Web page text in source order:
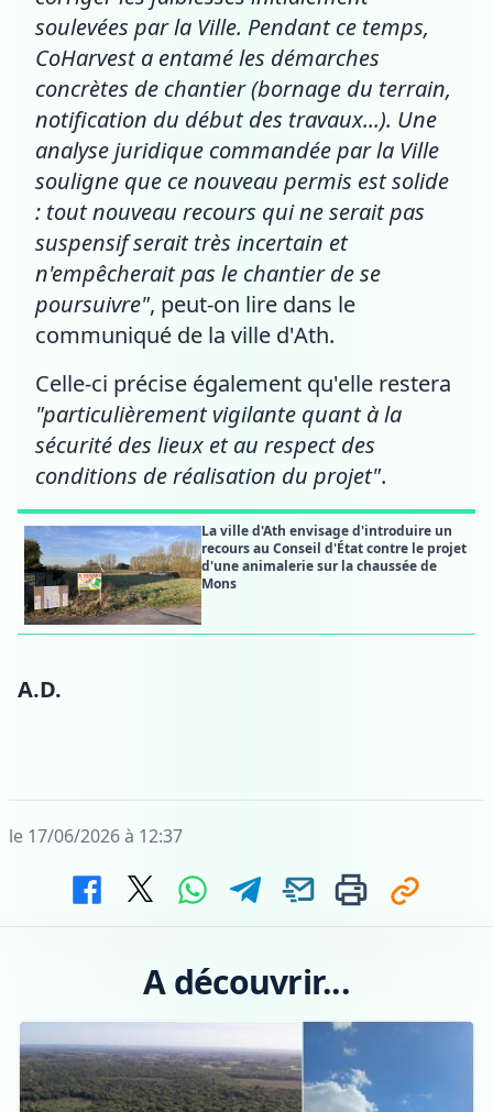
soulevées par la Ville. Pendant ce temps,
CoHarvest a entamé les démarches
concrètes de chantier (bornage du terrain,
notification du début des travaux...). Une
analyse juridique commandée par la Ville
souligne que ce nouveau permis est solide
: tout nouveau recours qui ne serait pas
suspensif serait très incertain et
n'empêcherait pas le chantier de se
poursuivre", peut-on lire dans le
communiqué de la ville d'Ath.
Celle-ci précise également qu'elle restera
"particulièrement vigilante quant à la
sécurité des lieux et au respect des
conditions de réalisation du projet".
La ville d'Ath envisage d'introduire un
recours au Conseil d'État contre le projet
d'une animalerie sur la chaussée de
Mons
A.D.
le 17/06/2026 à 12:37
A découvrir...